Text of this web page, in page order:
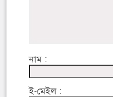
নাম :
ই-মেইল :